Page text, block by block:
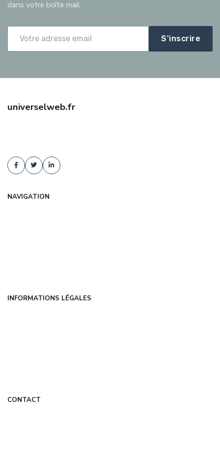
dans votre boîte mail.
S'inscrire
universelweb.fr
NAVIGATION
INFORMATIONS LÉGALES
CONTACT